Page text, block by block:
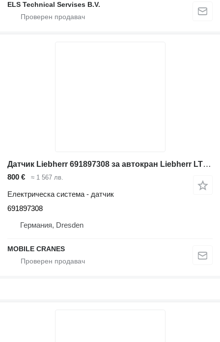
ELS Technical Servises B.V.
Датчик Liebherr 691897308 за автокран Liebherr LTM 1035; LTM 1030; LTM 1045
800 € ≈ 1 567 лв.
Електрическа система - датчик
691897308
Германия, Dresden
MOBILE CRANES